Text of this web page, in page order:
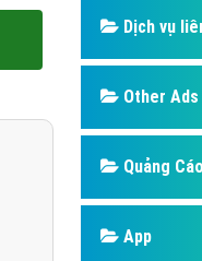
Dịch vụ quảng cáo Zalo
Hỏi đáp quảng cáo
Thiết kế ứng dụng
Dịch vụ
Other Ads
Quảng
App